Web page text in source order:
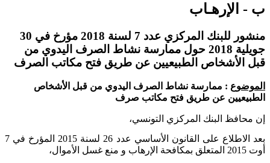
ب - الإرهـاب
منشور للبنك المركزي عدد 7 لسنة 2018 مؤرخ في 30
جويلية 2018 حول ممارسة نشاط الصرف اليدوي من
قبل الأشخاص الطبيعيين عن طريق فتح مكاتب الصرف
الموضوع : ممارسة نشاط الصرف اليدوي من قبل الأشخاص
الطبيعيين عن طريق فتح مكاتب صرف
إن محافظ البنك المركزي التونسي،
بعد الاطلاع على القانون الأساسي عدد 26 لسنة 2015 المؤرخ في 7
أوت 2015 المتعلق بمكافحة الإرهاب و منع غسل الأموال،